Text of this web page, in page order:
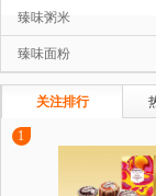
臻味粥米
臻味面粉
关注排行
1